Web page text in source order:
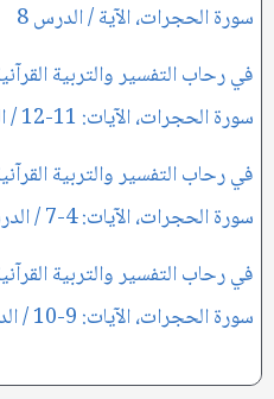
سورة الحجرات، الآية / الدرس 8
في رحاب التفسير والتربية
سورة الحجرات، الآيات: 11-12 / الدرس 7
في رحاب التفسير والتربية
سورة الحجرات، الآيات: 4-7 / الدرس 3
في رحاب التفسير والتربية
سورة الحجرات، الآيات: 9-10 / الدرس 5